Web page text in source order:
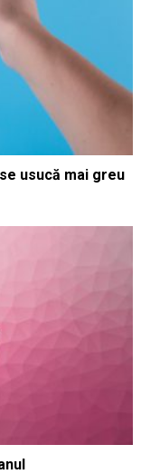
usucă mai greu